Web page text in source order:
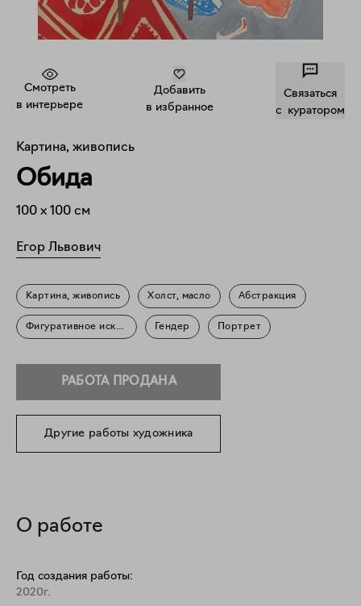
Смотреть
в интерьере
Добавить
в избранное
Связаться
c куратором
Картина, живопись
Обида
100 x 100 см
Егор Львович
Картина, живопись Холст, масло Абстракция
Фигуративное искусство Гендер Портрет
РАБОТА ПРОДАНА
Другие работы художника
О работе
Год создания работы:
2020г.